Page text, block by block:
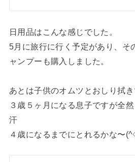
日用品はこんな感じでした。
5月に旅行に行く予定があり、そ
ャンプーも購入しました。
あとは子供のオムツとおしり拭き
３歳５ヶ月になる息子ですが全
汗
４歳になるまでにとれるかな〜